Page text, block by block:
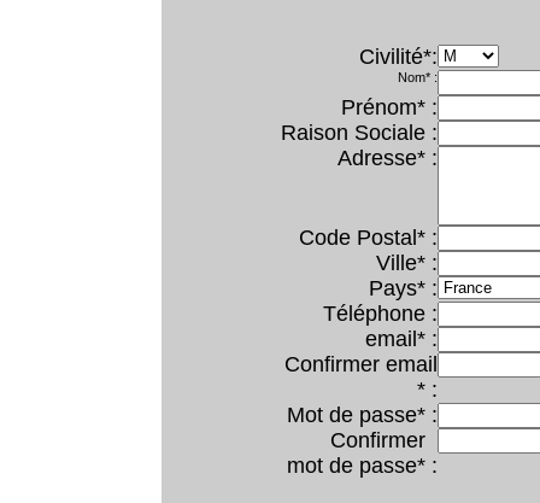
Civilité*:
Nom* :
Prénom* :
Raison Sociale :
Adresse* :
Code Postal* :
Ville* :
Pays* :
Téléphone :
email* :
Confirmer email
* :
Mot de passe* :
Confirmer
mot de passe* :